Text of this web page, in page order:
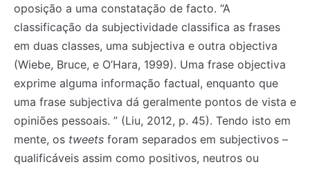
oposição a uma constatação de facto. “A
classificação da subjectividade classifica as frases
em duas classes, uma subjectiva e outra objectiva
(Wiebe, Bruce, e O’Hara, 1999). Uma frase objectiva
exprime alguma informação factual, enquanto que
uma frase subjectiva dá geralmente pontos de vista e
opiniões pessoais. ” (Liu, 2012, p. 45). Tendo isto em
mente, os tweets foram separados em subjectivos –
qualificáveis assim como positivos, neutros ou